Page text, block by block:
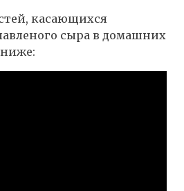
касающихся
сыра в домашних
ниже: